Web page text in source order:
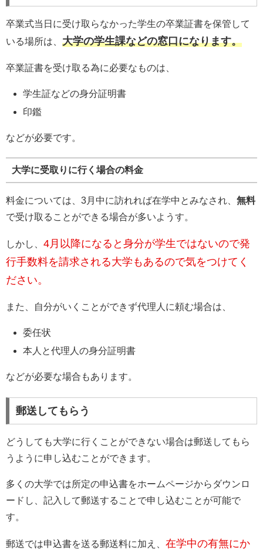
卒業式当日に受け取らなかった学生の卒業証書を保管して
いる場所は、 大学の学生課などの窓口になります。
卒業証書を受け取る為に必要なものは、
学生証などの身分証明書
印鑑
などが必要です。
大学に受取りに行く場合の料金
料金については、3月中に訪れれば在学中とみなされ、 無料
で受け取ることができる場合が多いようす。
しかし、 4月以降になると身分が学生ではないので発
行手数料を請求される大学もあるので気をつけてく
ださい。
また、自分がいくことができず代理人に頼む場合は、
委任状
本人と代理人の身分証明書
などが必要な場合もあります。
郵送してもらう
どうしても大学に行くことができない場合は郵送してもら
うように申し込むことができます。
多くの大学では所定の申込書をホームページからダウンロ
ードし、記入して郵送することで申し込むことが可能で
す。
郵送では申込書を送る郵送料に加え、 在学中の有無にか